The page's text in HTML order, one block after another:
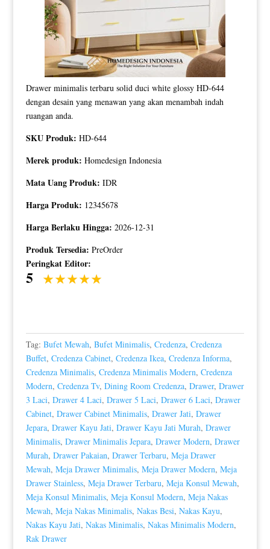
Drawer minimalis terbaru solid duci white glossy HD-644
dengan desain yang menawan yang akan menambah indah
ruangan anda.
SKU Produk: HD-644
Merek produk: Homedesign Indonesia
Mata Uang Produk: IDR
Harga Produk: 12345678
Harga Berlaku Hingga: 2026-12-31
Produk Tersedia: PreOrder
Peringkat Editor:
5
Tag: Bufet Mewah, Bufet Minimalis, Credenza, Credenza
Buffet, Credenza Cabinet, Credenza Ikea, Credenza Informa,
Credenza Minimalis, Credenza Minimalis Modern, Credenza
Modern, Credenza Tv, Dining Room Credenza, Drawer, Drawer
3 Laci, Drawer 4 Laci, Drawer 5 Laci, Drawer 6 Laci, Drawer
Cabinet, Drawer Cabinet Minimalis, Drawer Jati, Drawer
Jepara, Drawer Kayu Jati, Drawer Kayu Jati Murah, Drawer
Minimalis, Drawer Minimalis Jepara, Drawer Modern, Drawer
Murah, Drawer Pakaian, Drawer Terbaru, Meja Drawer
Mewah, Meja Drawer Minimalis, Meja Drawer Modern, Meja
Drawer Stainless, Meja Drawer Terbaru, Meja Konsul Mewah,
Meja Konsul Minimalis, Meja Konsul Modern, Meja Nakas
Mewah, Meja Nakas Minimalis, Nakas Besi, Nakas Kayu,
Nakas Kayu Jati, Nakas Minimalis, Nakas Minimalis Modern,
Rak Drawer